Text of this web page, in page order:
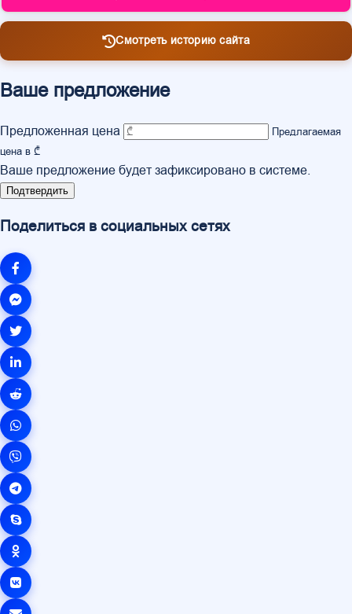
Смотреть историю сайта
Ваше предложение
Предложенная цена
Предлагаемая
цена в ₾
Ваше предложение будет зафиксировано в системе.
Подтвердить
Поделиться в социальных сетях